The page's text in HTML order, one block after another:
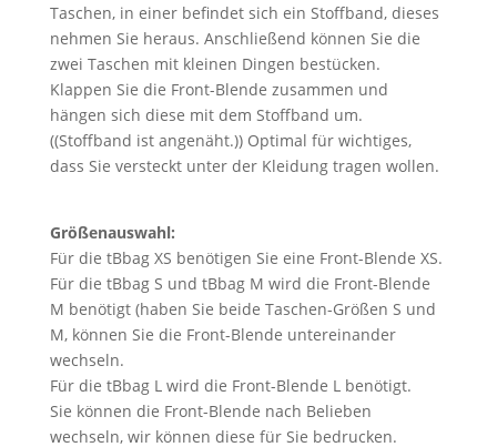
Taschen, in einer befindet sich ein Stoffband, dieses
nehmen Sie heraus. Anschließend können Sie die
zwei Taschen mit kleinen Dingen bestücken.
Klappen Sie die Front-Blende zusammen und
hängen sich diese mit dem Stoffband um.
((Stoffband ist angenäht.)) Optimal für wichtiges,
dass Sie versteckt unter der Kleidung tragen wollen.
Größenauswahl:
Für die tBbag XS benötigen Sie eine Front-Blende XS.
Für die tBbag S und tBbag M wird die Front-Blende
M benötigt (haben Sie beide Taschen-Größen S und
M, können Sie die Front-Blende untereinander
wechseln.
Für die tBbag L wird die Front-Blende L benötigt.
Sie können die Front-Blende nach Belieben
wechseln, wir können diese für Sie bedrucken.